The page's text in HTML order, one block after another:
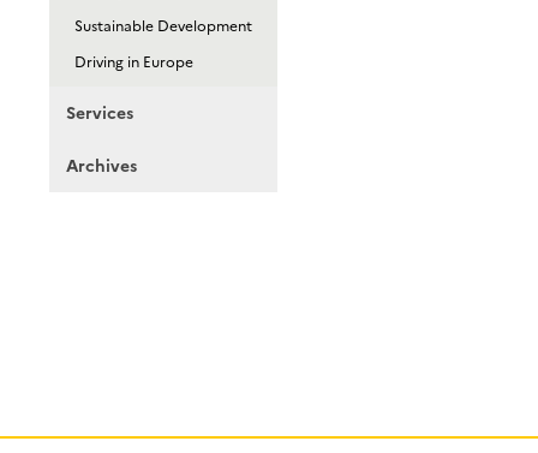
Sustainable Development
Driving in Europe
Services
Archives